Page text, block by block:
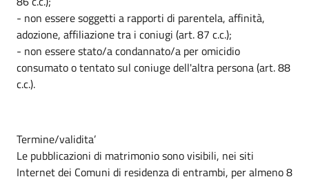
- non essere soggetti a rapporti di parentela, affinità,
adozione, affiliazione tra i coniugi (art. 87 c.c.);
- non essere stato/a condannato/a per omicidio
consumato o tentato sul coniuge dell'altra persona (art. 88
c.c.).
Termine/validita’
Le pubblicazioni di matrimonio sono visibili, nei siti
Internet dei Comuni di residenza di entrambi, per almeno 8